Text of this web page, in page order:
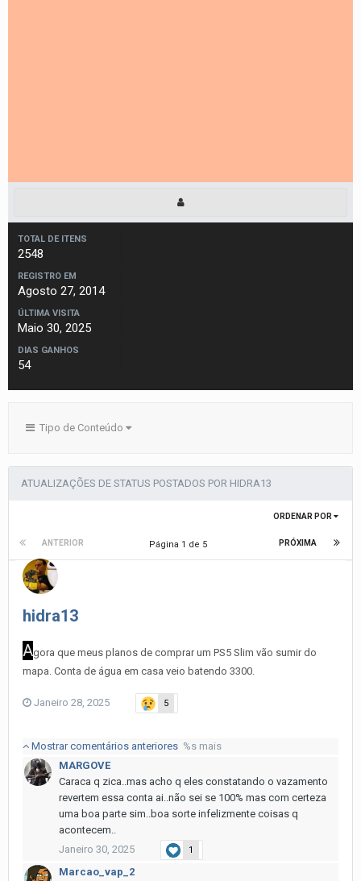
TOTAL DE ITENS
2548
REGISTRO EM
Agosto 27, 2014
ÚLTIMA VISITA
Maio 30, 2025
DIAS GANHOS
54
Tipo de Conteúdo
ATUALIZAÇÕES DE STATUS POSTADOS POR HIDRA13
ORDENAR POR
ANTERIOR PRÓXIMA
Página 1 de 5
hidra13
Agora que meus planos de comprar um PS5 Slim vão sumir do
mapa. Conta de água em casa veio batendo 3300.
Janeiro 28, 2025 5
Mostrar comentários anteriores %s mais
MARGOVE
Caraca q zica..mas acho q eles constatando o vazamento
revertem essa conta ai..não sei se 100% mas com certeza
uma boa parte sim..boa sorte infelizmente coisas q
acontecem..
Janeiro 30, 2025
1
Marcao_vap_2